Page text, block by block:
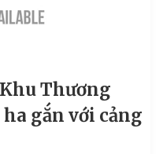
Thương
gắn với cảng